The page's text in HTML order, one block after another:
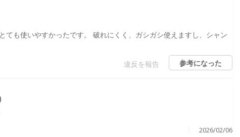
も使いやすかったです。 破れにくく、ガシガシ使えますし、シャン
違反を報告
参考になった
2026/02/06